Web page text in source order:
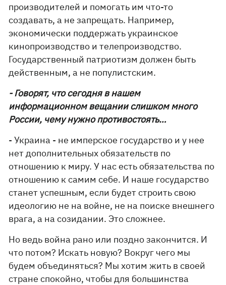
производителей и помогать им что-то
создавать, а не запрещать. Например,
экономически поддержать украинское
кинопроизводство и телепроизводство.
Государственный патриотизм должен быть
действенным, а не популистским.
- Говорят, что сегодня в нашем
информационном вещании слишком много
России, чему нужно противостоять…
- Украина - не имперское государство и у нее
нет дополнительных обязательств по
отношению к миру. У нас есть обязательства по
отношению к самим себе. И наше государство
станет успешным, если будет строить свою
идеологию не на войне, не на поиске внешнего
врага, а на созидании. Это сложнее.
Но ведь война рано или поздно закончится. И
что потом? Искать новую? Вокруг чего мы
будем объединяться? Мы хотим жить в своей
стране спокойно, чтобы для большинства